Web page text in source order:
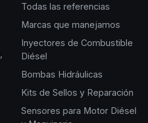
Todas las referencias
Marcas que manejamos
Inyectores de Combustible
Diésel
Bombas Hidráulicas
Kits de Sellos y Reparación
Sensores para Motor Diésel